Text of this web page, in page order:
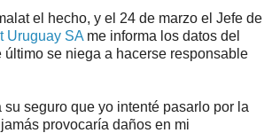
el hecho, y el 24 de marzo el Jefe de
Uruguay SA me informa los datos del
último se niega a hacerse responsable
su seguro que yo intenté pasarlo por la
provocaría daños en mi